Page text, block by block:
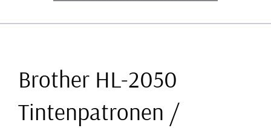
Brother HL-2050
Tintenpatronen /